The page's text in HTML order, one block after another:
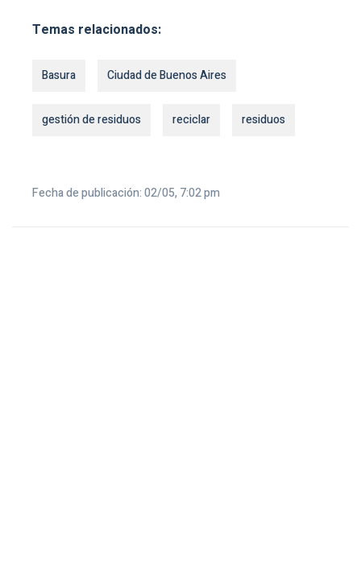
Temas relacionados:
Basura Ciudad de Buenos Aires
gestión de residuos reciclar residuos
Fecha de publicación: 02/05, 7:02 pm